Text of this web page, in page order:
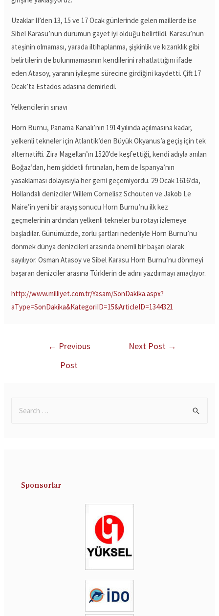
Uzaklar II’den 13, 15 ve 17 Ocak günlerinde gelen maillerde ise
Sibel Karasu’nun durumun gayet iyi olduğu belirtildi. Karasu’nun
ateşinin olmaması, yarada iltihaplanma, şişkinlik ve kızarıklık gibi
belirtilerin de bulunmamasının kendilerini rahatlattığını ifade
eden Atasoy, yaranın iyileşme sürecine girdiğini kaydetti. Çift 17
Ocak’ta Estados adasına demirledi.
Yelkencilerin sınavı
Horn Burnu, Panama Kanalı’nın 1914 yılında açılmasına kadar,
yelkenli tekneler için Atlantik’den Büyük Okyanus’a geçiş için tek
alternatifti. Zira Magellan’ın 1520’de keşfettiği, kendi adıyla anılan
Boğaz’dan, hem şiddetli fırtınaları, hem de İspanya’nın
yasaklaması dolayısıyla her gemi geçemiyordu. 29 Ocak 1616’da,
Hollandalı denizciler Willem Cornelisz Schouten ve Jakob Le
Maire’in yeni bir arayış sonucu Horn Burnu’nu ilk kez
geçmelerinin ardından yelkenli tekneler bu rotayı izlemeye
başladılar. Günümüzde, zorlu şartları nedeniyle Horn Burnu’nu
dönmek dünya denizcileri arasında önemli bir başarı olarak
sayılıyor. Osman Atasoy ve Sibel Karasu Horn Burnu’nu dönmeyi
başaran denizciler arasına Türklerin de adını yazdırmayı amaçlıyor.
http://www.milliyet.com.tr/Yasam/SonDakika.aspx?
aType=SonDakika&KategoriID=15&ArticleID=1344321
← Previous
Post
Next Post →
Sponsorlar